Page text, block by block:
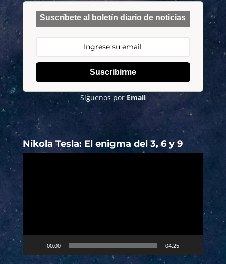
Suscríbete al boletín diario de noticias
Suscribirme
Síguenos por Email
Nikola Tesla: El enigma del 3, 6 y 9
00:00 04:25